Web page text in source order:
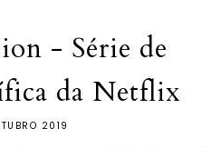
- Série de
da Netflix
2019